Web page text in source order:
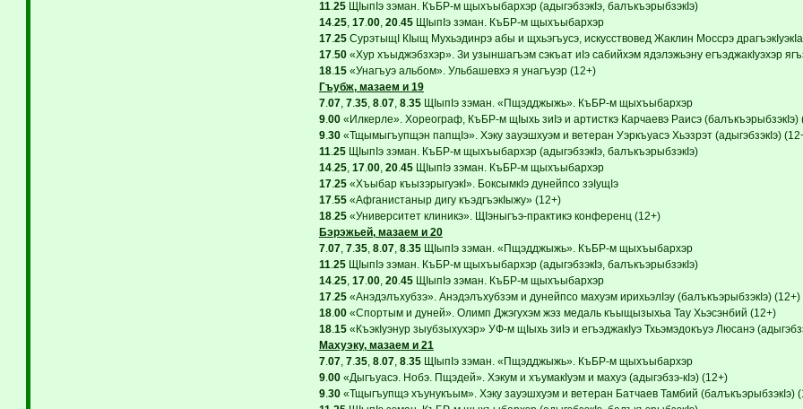
11 25ЩIыпIэ зэман. КъБР-м щыхъыбархэр (адыгэбзэкIэ, балъкъэрыбзэкIэ)
14. 25, 17. 00, 20. 45ЩIыпIэ зэман. КъБР-м щыхъыбархэр
17. 25СурэтыщI КIыщ Мухьэдинрэ абы и щхьэгъусэ, искусствовед Жаклин Моссрэ
17. 50«Хур хъыджэбзхэр». Зи узыншагъэм сэкъат иIэ сабийхэм ядэлэжьэну егъэджакIуэхэр
18. 15«Унагъуэ альбом». Ульбашевхэ я унагъуэр (12+)
Гъубж, мазаем и 19
7. 07, 7. 35, 8. 07, 8. 35ЩIыпIэ зэман. «Пщэдджыжь». КъБР-м щыхъыбархэр
9. 00«Илкерле». Хореограф, КъБР-м щIыхь зиIэ и артисткэ Карчаевэ Раисэ (балъкъэрыбзэкIэ)
9. 30«Тщымыгъупщэн папщIэ». Хэку зауэшхуэм и ветеран Уэркъуасэ Хьэзрэт (адыгэбзэкIэ)
11 25ЩIыпIэ зэман. КъБР-м щыхъыбархэр (адыгэбзэкIэ, балъкъэрыбзэкIэ)
14. 25, 17. 00, 20. 45ЩIыпIэ зэман. КъБР-м щыхъыбархэр
17. 25«Хъыбар къызэрыгуэкI». БоксымкIэ дунейпсо зэIущIэ
17. 55«Афганистаныр дигу къэдгъэкIыжу» (12+)
18. 25«Университет клиникэ». ЩIэныгъэ-практикэ конференц (12+)
Бэрэжьей, мазаем и 20
7. 07, 7. 35, 8. 07, 8. 35ЩIыпIэ зэман. «Пщэдджыжь». КъБР-м щыхъыбархэр
11 25ЩIыпIэ зэман. КъБР-м щыхъыбархэр (адыгэбзэкIэ, балъкъэрыбзэкIэ)
14. 25, 17. 00, 20. 45ЩIыпIэ зэман. КъБР-м щыхъыбархэр
17. 25«Анэдэлъхубзэ». Анэдэлъхубзэм и дунейпсо махуэм ирихьэлIэу (балъкъэрыбзэкIэ) (12+)
18. 00«Спортым и дуней». Олимп Джэгухэм жэз медаль къыщызыхьа Тау Хьэсэнбий (12+)
18. 15«КъэкIуэнур зыубзыхухэр» УФ-м щIыхь зиIэ и егъэджакIуэ Тхьэмэдокъуэ Люсанэ
Махуэку, мазаем и 21
7. 07, 7. 35, 8. 07, 8. 35ЩIыпIэ зэман. «Пщэдджыжь». КъБР-м щыхъыбархэр
9. 00«Дыгъуасэ. Нобэ. Пщэдей». Хэкум и хъумакIуэм и махуэ (адыгэбзэ-кIэ) (12+)
9. 30«Тщыгъупщэ хъунукъым». Хэку зауэшхуэм и ветеран Батчаев Тамбий (балъкъэрыбзэкIэ)